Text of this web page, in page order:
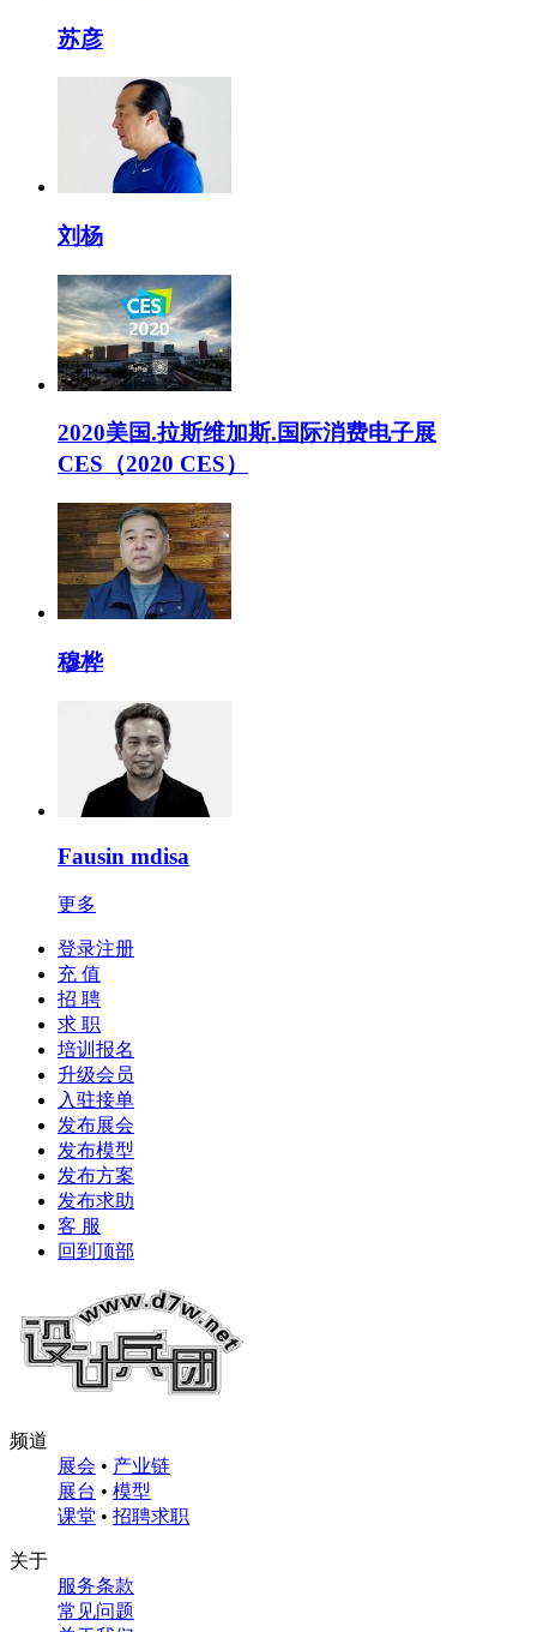
苏彦
刘杨
2020美国.拉斯维加斯.国际消费电子展
CES（2020 CES）
穆桦
Fausin mdisa
更多
登录注册
充 值
招 聘
求 职
培训报名
升级会员
入驻接单
发布展会
发布模型
发布方案
发布求助
客 服
回到顶部
频道
展会 • 产业链
展台 • 模型
课堂 • 招聘求职
关于
服务条款
常见问题